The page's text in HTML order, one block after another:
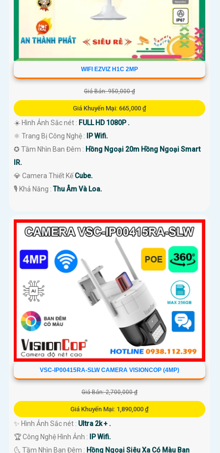
WIFI EZVIZ H1C 2MP
Giá Bán: 950,000 ₫
Giá Khuyến Mại: 665,000 ₫
☀️ Hình Ảnh Sắc nét : FULL HD 1080P .
⚛️ Trang Bị Công Nghệ :
IP Wifi.
✪ Tầm Nhìn Ban Đêm : Hồng Ngoại 20m Hồng Ngoại Smart
IR.
💎 Camera Thiết KếCube.
️🎙 Khả Năng :Thu Âm Và Loa.
VSC-IP00415RA-SLW CAMERA VISIONCOP (4MP)
Giá Bán: 2,700,000 ₫
Giá Khuyến Mại: 1,890,000 ₫
✨ Hình Ảnh Sắc nét : Ultra 2k + .
🏆 Công Nghệ Hình Ảnh : IP Wifi.
🌜 Tầm Nhìn Ban Đêm : Hồng Ngoại Siêu Xa Có Màu Ban